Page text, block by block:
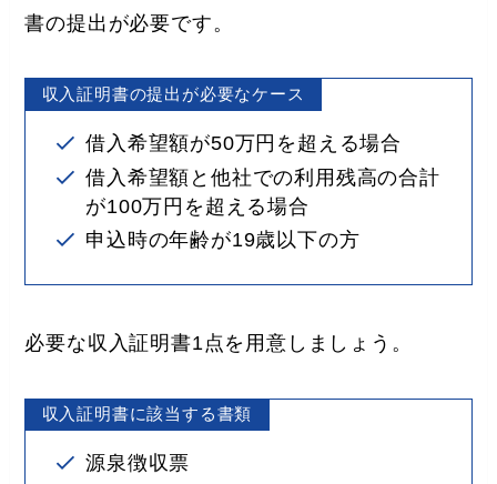
書の提出が必要です。
収入証明書の提出が必要なケース
借入希望額が50万円を超える場合
借入希望額と他社での利用残高の合計
が100万円を超える場合
申込時の年齢が19歳以下の方
必要な収入証明書1点を用意しましょう。
収入証明書に該当する書類
源泉徴収票